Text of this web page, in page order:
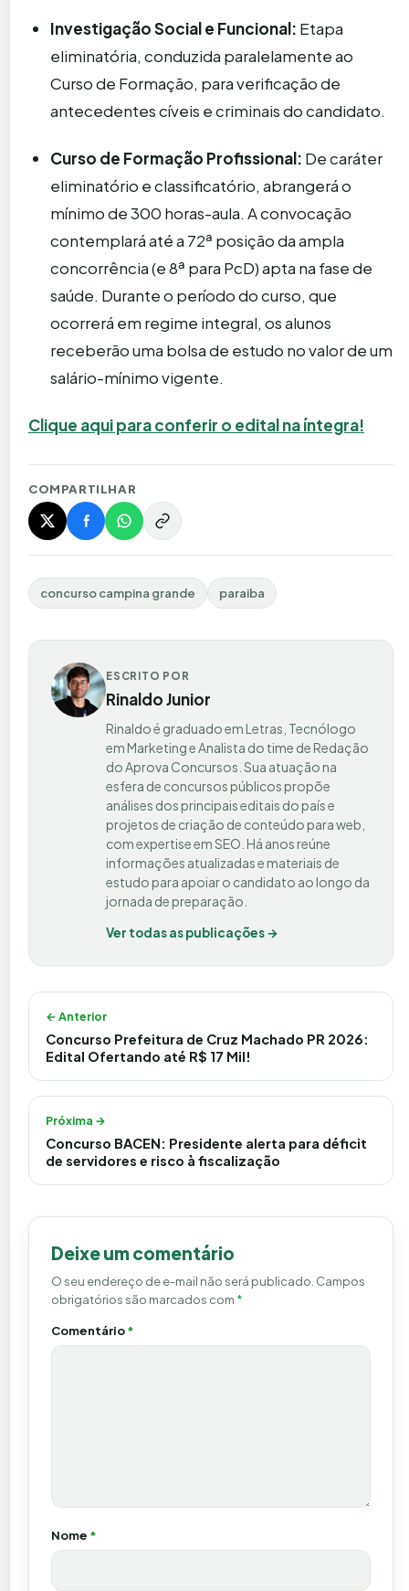
Investigação Social e Funcional: Etapa
eliminatória, conduzida paralelamente ao
Curso de Formação, para verificação de
antecedentes cíveis e criminais do candidato.
Curso de Formação Profissional: De caráter
eliminatório e classificatório, abrangerá o
mínimo de 300 horas-aula. A convocação
contemplará até a 72ª posição da ampla
concorrência (e 8ª para PcD) apta na fase de
saúde. Durante o período do curso, que
ocorrerá em regime integral, os alunos
receberão uma bolsa de estudo no valor de um
salário-mínimo vigente.
Clique aqui para conferir o edital na íntegra!
COMPARTILHAR
concurso campina grande paraiba
ESCRITO POR
Rinaldo Junior
Rinaldo é graduado em Letras, Tecnólogo
em Marketing e Analista do time de Redação
do Aprova Concursos. Sua atuação na
esfera de concursos públicos propõe
análises dos principais editais do país e
projetos de criação de conteúdo para web,
com expertise em SEO. Há anos reúne
informações atualizadas e materiais de
estudo para apoiar o candidato ao longo da
jornada de preparação.
Ver todas as publicações →
Navegação de Post
← Anterior
Concurso Prefeitura de Cruz Machado PR 2026:
Edital Ofertando até R$ 17 Mil!
Próxima →
Concurso BACEN: Presidente alerta para déficit
de servidores e risco à fiscalização
Deixe um comentário
O seu endereço de e-mail não será publicado. Campos
obrigatórios são marcados com *
Comentário*
Nome *